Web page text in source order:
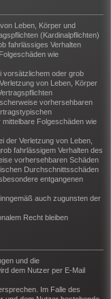
Leben, Körper und
(Kardinalpflichten)
fahrlässiges Verhalten
wie
vorsätzlichem oder grob
von Leben, Körper
vorhersehbaren
Folgeschäden wie
der Verletzung von Leben,
fahrlässigem Verhalten des
vorhersehbaren Schäden
Durchschnittsschäden
entgangenen
auch zugunsten der
Recht bleiben
und die
dem Nutzer per E-Mail
Im Falle des